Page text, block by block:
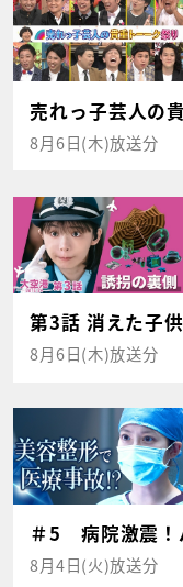
売れっ子芸人の
8月6日(木)放送分
第3話 消えた子
8月6日(木)放送分
＃5 病院激震！
8月4日(火)放送分